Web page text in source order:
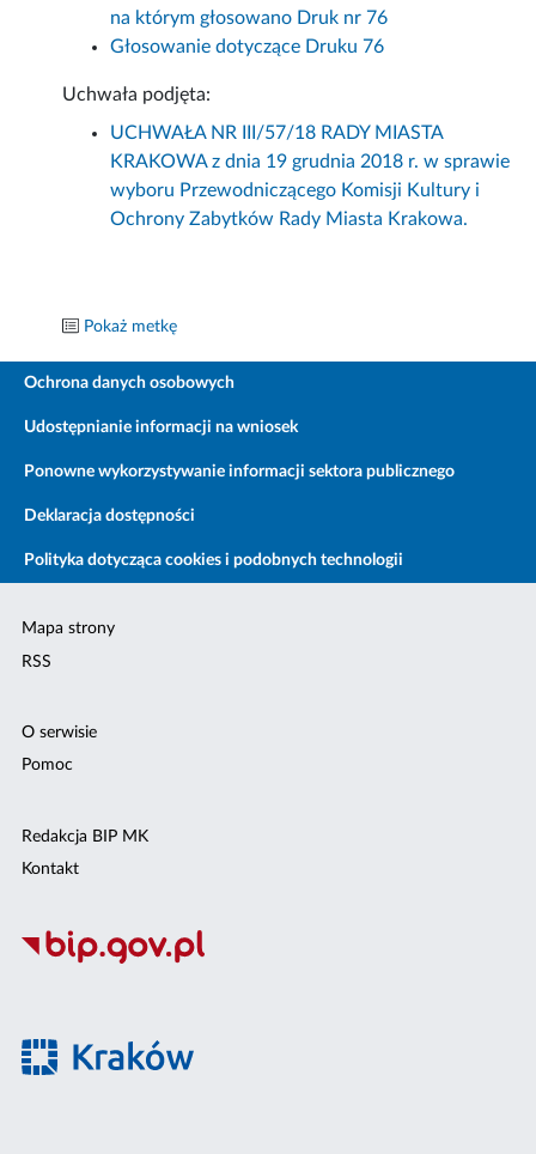
na którym głosowano Druk nr 76
Głosowanie dotyczące Druku 76
Uchwała podjęta:
UCHWAŁA NR III/57/18 RADY MIASTA
KRAKOWA z dnia 19 grudnia 2018 r. w sprawie
wyboru Przewodniczącego Komisji Kultury i
Ochrony Zabytków Rady Miasta Krakowa.
Pokaż metkę
Ochrona danych osobowych
Udostępnianie informacji na wniosek
Ponowne wykorzystywanie informacji sektora publicznego
Deklaracja dostępności
Polityka dotycząca cookies i podobnych technologii
Mapa strony
RSS
O serwisie
Pomoc
Redakcja BIP MK
Kontakt